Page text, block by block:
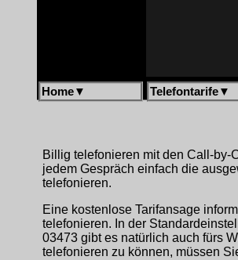
Home▼ Telefontarife▼
Billig telefonieren mit den Call-by-
jedem Gespräch einfach die
telefonieren.
Eine kostenlose Tarifansage
telefonieren. In der
03473 gibt es natürlich auch fürs
telefonieren zu können, müssen